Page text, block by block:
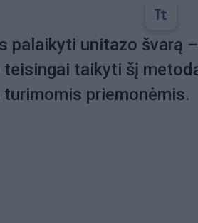
palaikyti unitazo švarą –
taikyti šį
priemonėmis.